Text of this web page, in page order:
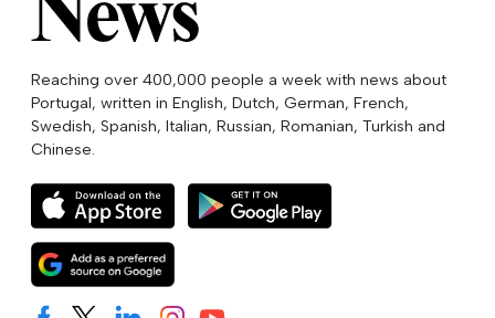
Reaching over 400,000 people a week with news about
Portugal, written in English, Dutch, German, French,
Swedish, Spanish, Italian, Russian, Romanian, Turkish and
Chinese.